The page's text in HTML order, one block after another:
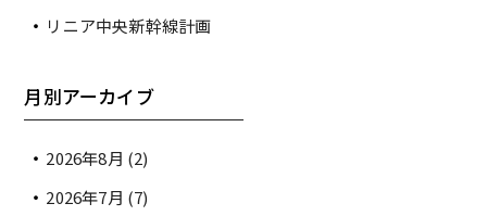
リニア中央新幹線計画
月別アーカイブ
2026年8月 (2)
2026年7月 (7)